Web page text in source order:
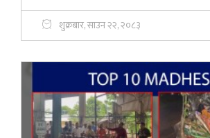
शुक्रबार, साउन २२, २०८३